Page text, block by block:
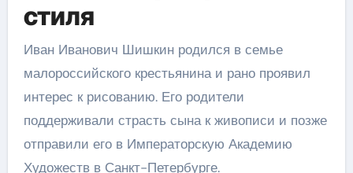
стиля
Иван Иванович Шишкин родился в семье
малороссийского крестьянина и рано проявил
интерес к рисованию. Его родители
поддерживали страсть сына к живописи и позже
отправили его в Императорскую Академию
Художеств в Санкт-Петербурге.